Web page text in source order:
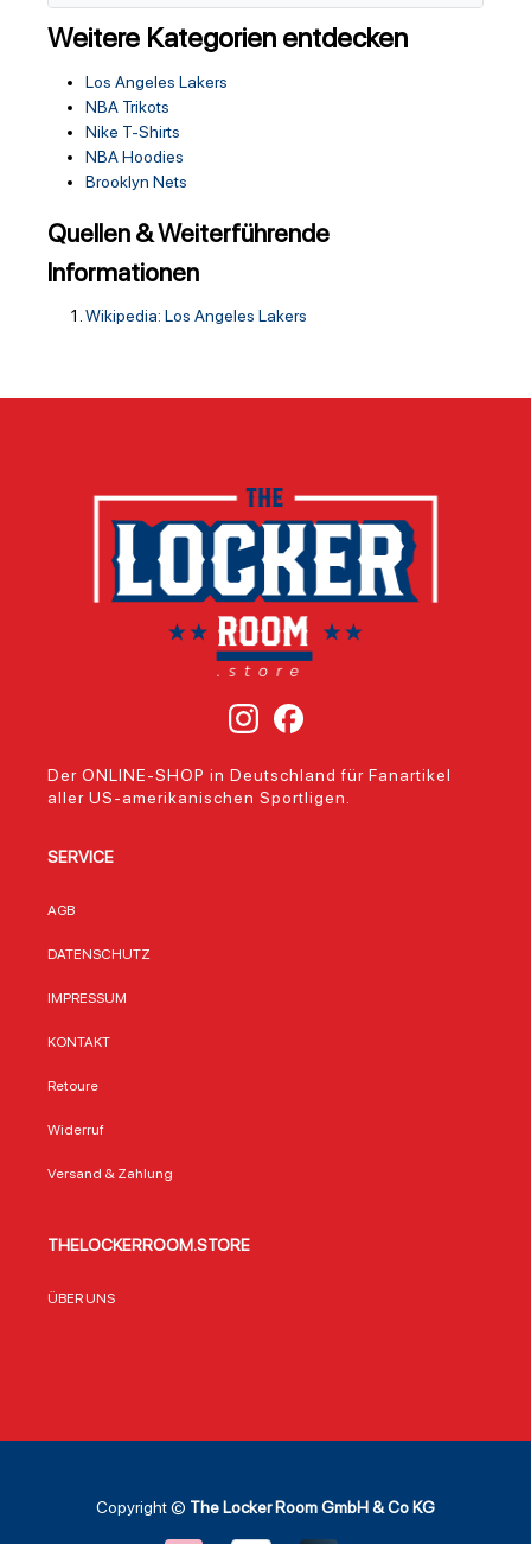
Weitere Kategorien entdecken
Los Angeles Lakers
NBA Trikots
Nike T-Shirts
NBA Hoodies
Brooklyn Nets
Quellen & Weiterführende
Informationen
Wikipedia: Los Angeles Lakers
Der ONLINE-SHOP in Deutschland für Fanartikel
aller US-amerikanischen Sportligen.
SERVICE
AGB
DATENSCHUTZ
IMPRESSUM
KONTAKT
Retoure
Widerruf
Versand & Zahlung
THELOCKERROOM.STORE
ÜBER UNS
Copyright © The Locker Room GmbH & Co KG